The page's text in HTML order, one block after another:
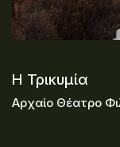
Η Τρικυμία
Αρχαίο Θέατρο